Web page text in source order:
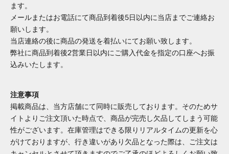
ます。
メールまたはお電話にて商品到着後5日以内に当店までご連絡お
願いします。
当店連絡の後に商品の発送を着払いにてお願い致します。
弊社に商品到着後2営業日以内にご購入代金を指定の口座へお振
込みいたします。
注意事項
掲載商品は、当方店舗にて同時に販売しております。そのためサ
イトよりご注文頂いた時点で、商品が完売し欠品してしまう可能
性がございます。在庫管理はできる限りリアルタイムの更新を心
がけておりますが、行き違いがあり欠品となった際は、ご注文は